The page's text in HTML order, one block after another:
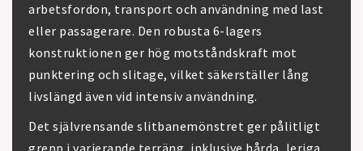
arbetsfordon, transport och användning med last
eller passagerare. Den robusta 6-lagers
konstruktionen ger hög motståndskraft mot
punktering och slitage, vilket säkerställer lång
livslängd även vid intensiv användning.
Det självrensande slitbanemönstret ger pålitligt
grepp i varierande terräng, inklusive hårda, leriga